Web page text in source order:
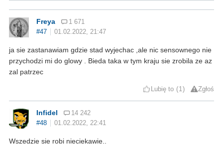
Freya
1 671
#47
01.02.2022, 21:47
ja sie zastanawiam gdzie stad wyjechac ,ale nic sensownego nie
przychodzi mi do glowy . Bieda taka w tym kraju sie zrobila ze az
zal patrzec
Lubię to 1 Zgłoś
Infidel
14 242
#48
01.02.2022, 22:41
Wszedzie sie robi nieciekawie..